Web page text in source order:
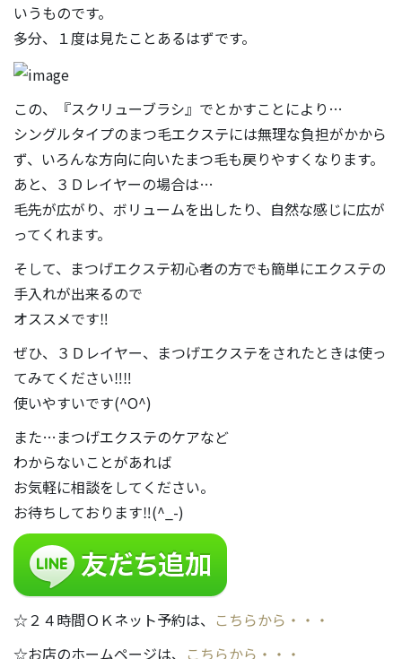
いうものです。
多分、１度は見たことあるはずです。
この、『スクリューブラシ』でとかすことにより…
シングルタイプのまつ毛エクステには無理な負担がかから
ず、いろんな方向に向いたまつ毛も戻りやすくなります。
あと、３Ｄレイヤーの場合は…
毛先が広がり、ボリュームを出したり、自然な感じに広が
ってくれます。
そして、まつげエクステ初心者の方でも簡単にエクステの
手入れが出来るので
オススメです‼
ぜひ、３Ｄレイヤー、まつげエクステをされたときは使っ
てみてください‼‼
使いやすいです(^O^)
また…まつげエクステのケアなど
わからないことがあれば
お気軽に相談をしてください。
お待ちしております‼(^_-)
☆２４時間ＯＫネット予約は、 こちらから・・・
☆お店のホームページは、 こちらから・・・